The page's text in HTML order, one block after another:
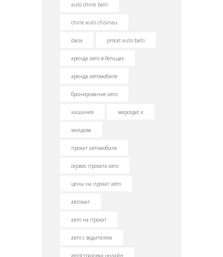
auto chirie balti
chirie auto chisinau
dacia proсаt auto balti
аренда авто в бельцах
аренда автомобиля
бронирование авто
кишинёв мерседес е
молдова
прокат автомобиля
сервис проката авто
цены на прокат авто
автомат
авто на прокат
авто с водителем
автостраховка онлайн